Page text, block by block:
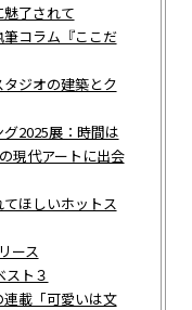
了されて
コラム『ここだ
ジオの建築とク
2025展：時間は
現代アートに出会
ほしいホットス
ース
ト３
載「可愛いは文